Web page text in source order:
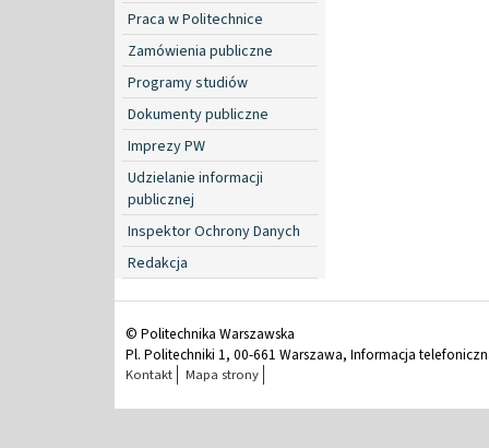
Praca w Politechnice
Zamówienia publiczne
Programy studiów
Dokumenty publiczne
Imprezy PW
Udzielanie informacji
publicznej
Inspektor Ochrony Danych
Redakcja
© Politechnika Warszawska
Pl. Politechniki 1, 00-661 Warszawa, Informacja
Kontakt Mapa strony